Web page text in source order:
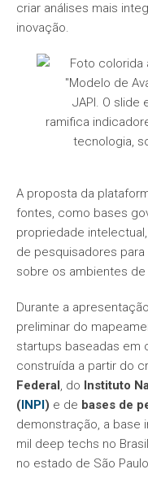
criar análises mais
inovação.
A proposta da
fontes, como bases
propriedade
de pesquisadores
sobre os ambientes
Durante a
preliminar do
startups baseadas em
construída a partir do
Federal, do Instituto
(INPI) e de bases de
demonstração, a base
mil deep techs no
no estado de São